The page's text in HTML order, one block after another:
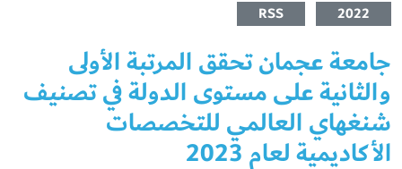
2022
RSS
جامعة عجمان تحقق المرتبة الأولى
والثانية على مستوى الدولة في تصنيف
شنغهاي العالمي للتخصصات
الأكاديمية لعام 2023